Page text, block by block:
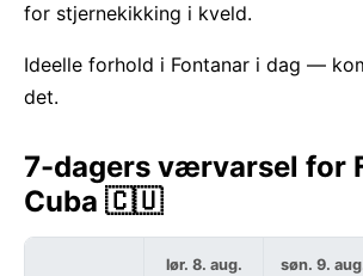
for stjernekikking i kveld.
Ideelle forhold i Fontanar i dag —
det.
7-dagers værvarsel for
Cuba 🇨🇺
lør. 8. aug. søn. 9.